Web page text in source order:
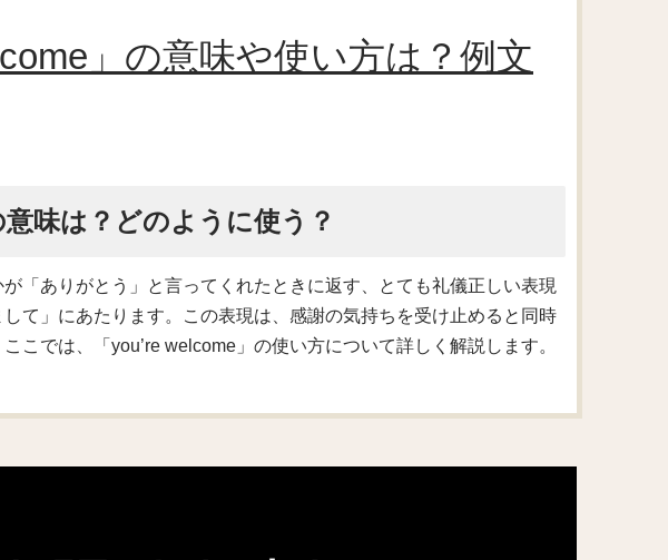
」の意味や使い方は？例文
意味は？どのように使う？
「ありがとう」と言ってくれたときに返す、とても礼儀正しい表現
て」にあたります。この表現は、感謝の気持ちを受け止めると同時
こでは、「you’re welcome」の使い方について詳しく解説します。